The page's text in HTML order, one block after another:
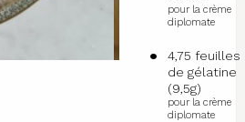
pour la crème
diplomate
4,75 feuilles
de gélatine
(9,5g)
pour la crème
diplomate